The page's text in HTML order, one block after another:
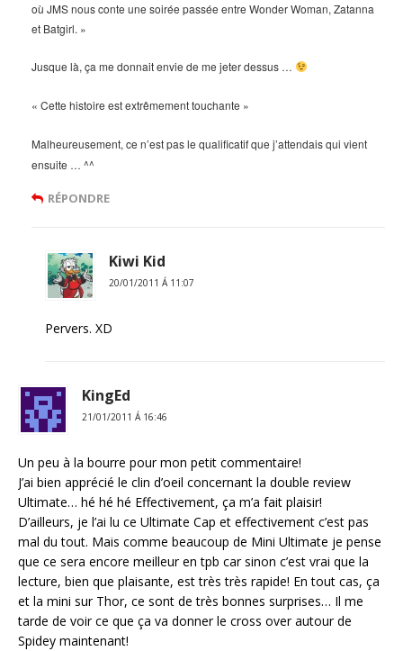
où JMS nous conte une soirée passée entre Wonder Woman, Zatanna
et Batgirl. »
Jusque là, ça me donnait envie de me jeter dessus …
« Cette histoire est extrêmement touchante »
Malheureusement, ce n’est pas le qualificatif que j’attendais qui vient
ensuite … ^^
RÉPONDRE
Kiwi Kid
20/01/2011 Á 11:07
Pervers. XD
KingEd
21/01/2011 Á 16:46
Un peu à la bourre pour mon petit commentaire!
J’ai bien apprécié le clin d’oeil concernant la double review
Ultimate… hé hé hé Effectivement, ça m’a fait plaisir!
D’ailleurs, je l’ai lu ce Ultimate Cap et effectivement c’est pas
mal du tout. Mais comme beaucoup de Mini Ultimate je pense
que ce sera encore meilleur en tpb car sinon c’est vrai que la
lecture, bien que plaisante, est très très rapide! En tout cas, ça
et la mini sur Thor, ce sont de très bonnes surprises… Il me
tarde de voir ce que ça va donner le cross over autour de
Spidey maintenant!